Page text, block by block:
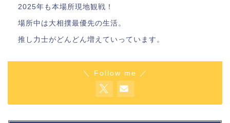
2025年も本場所現地観戦！
場所中は大相撲最優先の生活。
推し力士がどんどん増えていっています。
＼ Follow me ／